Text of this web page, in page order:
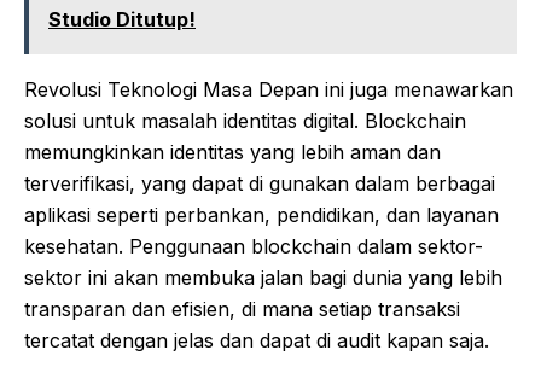
Studio Ditutup!
Revolusi Teknologi Masa Depan ini juga menawarkan
solusi untuk masalah identitas digital. Blockchain
memungkinkan identitas yang lebih aman dan
terverifikasi, yang dapat di gunakan dalam berbagai
aplikasi seperti perbankan, pendidikan, dan layanan
kesehatan. Penggunaan blockchain dalam sektor-
sektor ini akan membuka jalan bagi dunia yang lebih
transparan dan efisien, di mana setiap transaksi
tercatat dengan jelas dan dapat di audit kapan saja.